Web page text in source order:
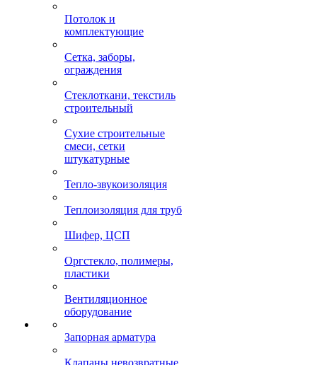
Потолок и
комплектующие
Сетка, заборы,
ограждения
Стеклоткани, текстиль
строительный
Сухие строительные
смеси, сетки
штукатурные
Тепло-звукоизоляция
Теплоизоляция для труб
Шифер, ЦСП
Оргстекло, полимеры,
пластики
Вентиляционное
оборудование
Запорная арматура
Клапаны невозвратные